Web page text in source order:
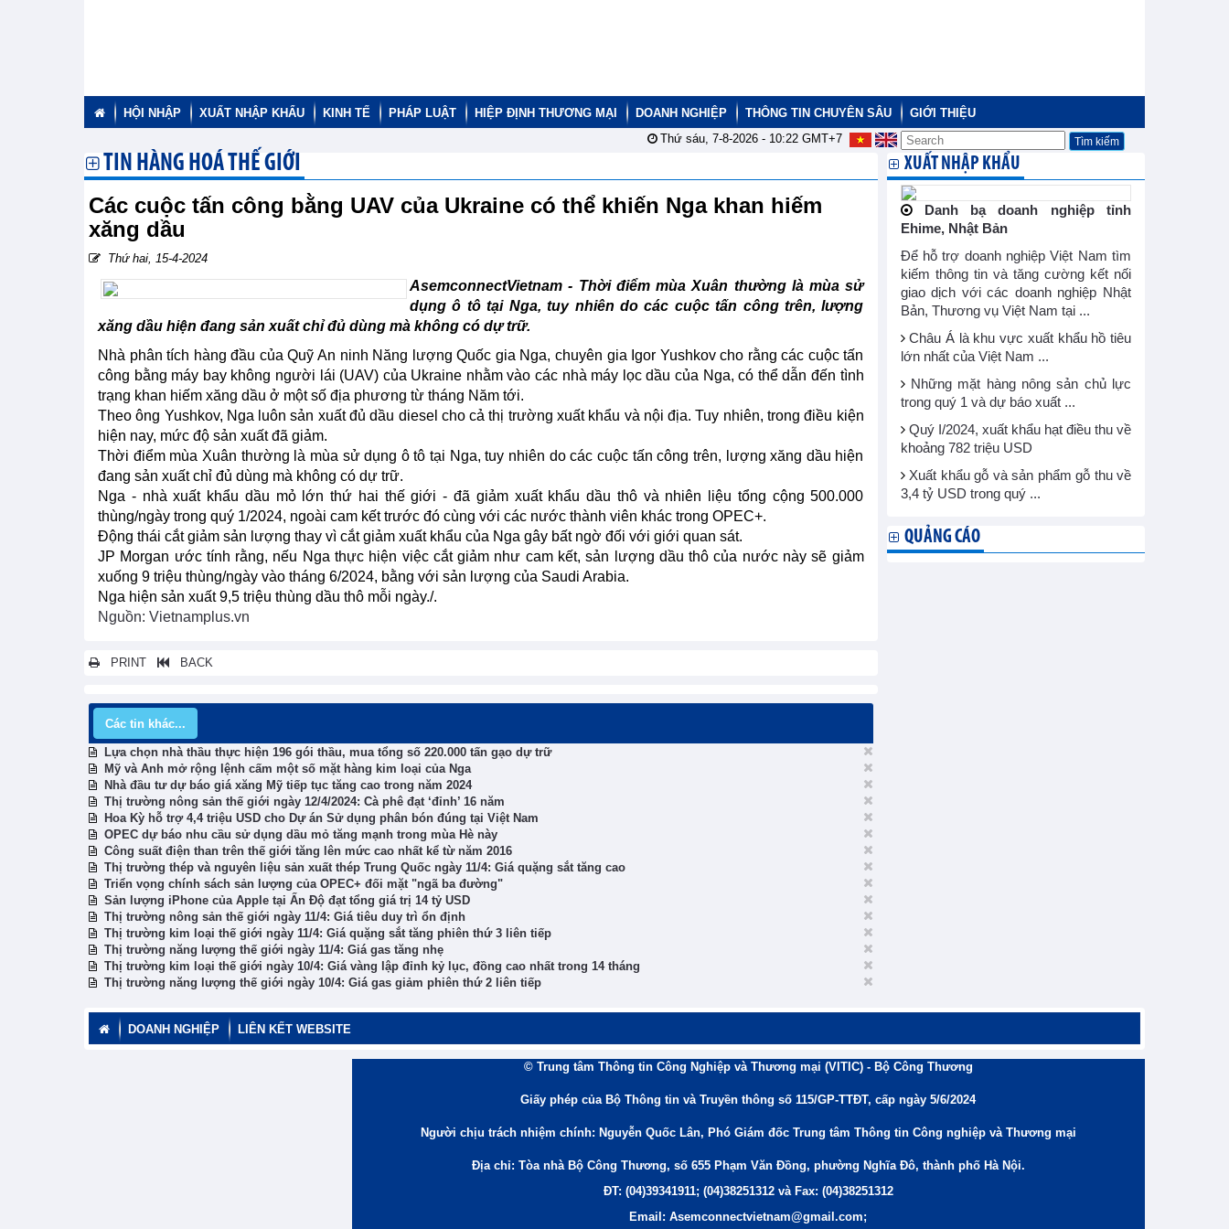
HỘI NHẬP XUẤT NHẬP KHẨU KINH TẾ PHÁP LUẬT HIỆP ĐỊNH THƯƠNG MẠI DOANH NGHIỆP THÔNG TIN CHUYÊN SÂU
GIỚI THIỆU
Thứ sáu, 7-8-2026 - 10:22GMT+7
TIN HÀNG HOÁ THẾ GIỚI
Các cuộc tấn công bằng UAV của Ukraine có thể khiến Nga khan hiếm
xăng dầu
Thứ hai, 15-4-2024
AsemconnectVietnam - Thời điểm mùa Xuân thường là mùa sử
dụng ô tô tại Nga, tuy nhiên do các cuộc tấn công trên, lượng
xăng dầu hiện đang sản xuất chỉ đủ dùng mà không có dự trữ.
Nhà phân tích hàng đầu của Quỹ An ninh Năng lượng Quốc gia Nga, chuyên gia Igor Yushkov cho rằng các cuộc tấn
công bằng máy bay không người lái (UAV) của Ukraine nhằm vào các nhà máy lọc dầu của Nga, có thể dẫn đến tình
trạng khan hiếm xăng dầu ở một số địa phương từ tháng Năm tới.
Theo ông Yushkov, Nga luôn sản xuất đủ dầu diesel cho cả thị trường xuất khẩu và nội địa. Tuy nhiên, trong điều kiện
hiện nay, mức độ sản xuất đã giảm.
Thời điểm mùa Xuân thường là mùa sử dụng ô tô tại Nga, tuy nhiên do các cuộc tấn công trên, lượng xăng dầu hiện
đang sản xuất chỉ đủ dùng mà không có dự trữ.
Nga - nhà xuất khẩu dầu mỏ lớn thứ hai thế giới - đã giảm xuất khẩu dầu thô và nhiên liệu tổng cộng 500.000
thùng/ngày trong quý 1/2024, ngoài cam kết trước đó cùng với các nước thành viên khác trong OPEC+.
Động thái cắt giảm sản lượng thay vì cắt giảm xuất khẩu của Nga gây bất ngờ đối với giới quan sát.
JP Morgan ước tính rằng, nếu Nga thực hiện việc cắt giảm như cam kết, sản lượng dầu thô của nước này sẽ giảm
xuống 9 triệu thùng/ngày vào tháng 6/2024, bằng với sản lượng của Saudi Arabia.
Nga hiện sản xuất 9,5 triệu thùng dầu thô mỗi ngày./.
Nguồn: Vietnamplus.vn
PRINT BACK
Các tin khác...
Lựa chọn nhà thầu thực hiện 196 gói thầu, mua tổng số 220.000 tấn gạo dự trữ
Mỹ và Anh mở rộng lệnh cấm một số mặt hàng kim loại của Nga
Nhà đầu tư dự báo giá xăng Mỹ tiếp tục tăng cao trong năm 2024
Thị trường nông sản thế giới ngày 12/4/2024: Cà phê đạt ‘đỉnh’ 16 năm
Hoa Kỳ hỗ trợ 4,4 triệu USD cho Dự án Sử dụng phân bón đúng tại Việt Nam
OPEC dự báo nhu cầu sử dụng dầu mỏ tăng mạnh trong mùa Hè này
Công suất điện than trên thế giới tăng lên mức cao nhất kể từ năm 2016
Thị trường thép và nguyên liệu sản xuất thép Trung Quốc ngày 11/4: Giá quặng sắt tăng cao
Triển vọng chính sách sản lượng của OPEC+ đối mặt "ngã ba đường"
Sản lượng iPhone của Apple tại Ấn Độ đạt tổng giá trị 14 tỷ USD
Thị trường nông sản thế giới ngày 11/4: Giá tiêu duy trì ổn định
Thị trường kim loại thế giới ngày 11/4: Giá quặng sắt tăng phiên thứ 3 liên tiếp
Thị trường năng lượng thế giới ngày 11/4: Giá gas tăng nhẹ
Thị trường kim loại thế giới ngày 10/4: Giá vàng lập đỉnh kỷ lục, đồng cao nhất trong 14 tháng
Thị trường năng lượng thế giới ngày 10/4: Giá gas giảm phiên thứ 2 liên tiếp
XUẤT NHẬP KHẨU
Danh bạ doanh nghiệp tỉnh
Ehime, Nhật Bản
Để hỗ trợ doanh nghiệp Việt Nam tìm
kiếm thông tin và tăng cường kết nối
giao dịch với các doanh nghiệp Nhật
Bản, Thương vụ Việt Nam tại ...
Châu Á là khu vực xuất khẩu hồ tiêu
lớn nhất của Việt Nam ...
Những mặt hàng nông sản chủ lực
trong quý 1 và dự báo xuất ...
Quý I/2024, xuất khẩu hạt điều thu về
khoảng 782 triệu USD
Xuất khẩu gỗ và sản phẩm gỗ thu về
3,4 tỷ USD trong quý ...
QUẢNG CÁO
DOANH NGHIỆP LIÊN KẾT WEBSITE
© Trung tâm Thông tin Công Nghiệp và Thương mại (VITIC) - Bộ Công Thương
Giấy phép của Bộ Thông tin và Truyền thông số 115/GP-TTĐT, cấp ngày 5/6/2024
Người chịu trách nhiệm chính: Nguyễn Quốc Lân, Phó Giám đốc Trung tâm Thông tin Công nghiệp và Thương mại
Địa chỉ: Tòa nhà Bộ Công Thương, số 655 Phạm Văn Đồng, phường Nghĩa Đô, thành phố Hà Nội.
ĐT: (04)39341911; (04)38251312 và Fax: (04)38251312
Email: Asemconnectvietnam@gmail.com;